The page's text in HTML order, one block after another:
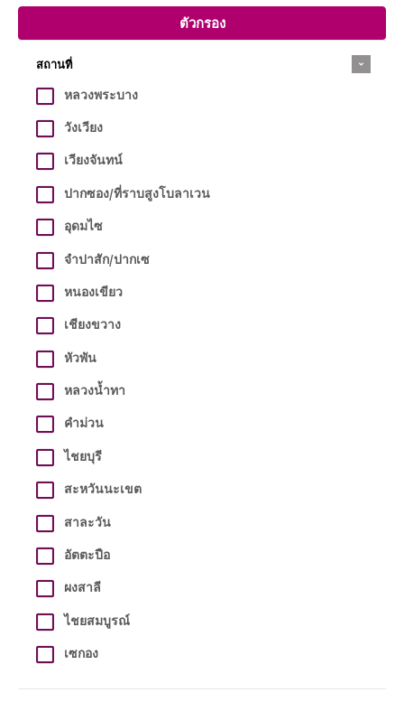
ตัวกรอง
สถานที่
หลวงพระบาง
วังเวียง
เวียงจันทน์
ปากซอง/ที่ราบสูงโบลาเวน
อุดมไซ
จำปาสัก/ปากเซ
หนองเขียว
เชียงขวาง
หัวพัน
หลวงน้ำทา
คำม่วน
ไชยบุรี
สะหวันนะเขต
สาละวัน
อัตตะปือ
ผงสาลี
ไชยสมบูรณ์
เซกอง